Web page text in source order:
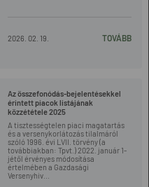
2026. 02. 19. TOVÁBB
Az összefonódás-bejelentésekkel
érintett piacok listájának
közzététele 2025
A tisztességtelen piaci magatartás
és a versenykorlátozás tilalmáról
szóló 1996. évi LVII. törvény (a
továbbiakban: Tpvt.) 2022. január 1-
jétől érvényes módosítása
értelmében a Gazdasági
Versenyhiv...